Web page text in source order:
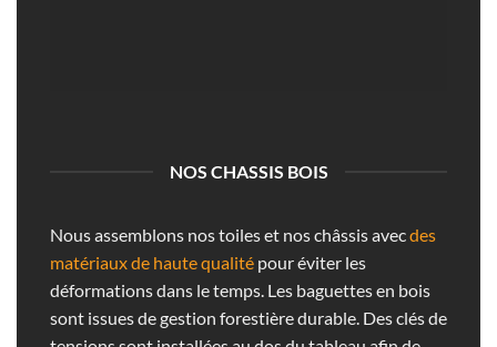
NOS CHASSIS BOIS
Nous assemblons nos toiles et nos châssis avecdes
matériaux de haute qualité pour éviter les
déformations dans le temps. Les baguettes en bois
sont issues de gestion forestière durable. Des clés de